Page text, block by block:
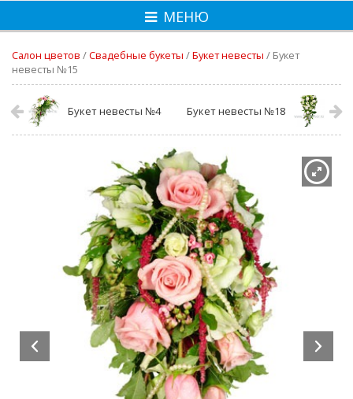
МЕНЮ
Салон цветов /Свадебные букеты /Букет невесты / Букет
невесты №15
Букет невесты №4 Букет невесты №18